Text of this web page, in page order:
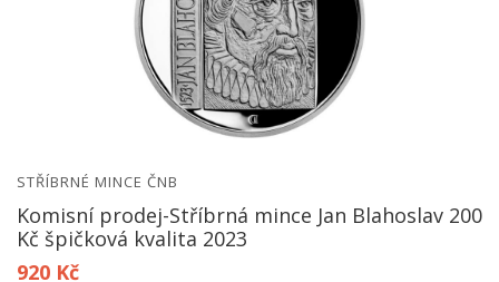
STŘÍBRNÉ MINCE ČNB
Komisní prodej-Stříbrná mince Jan Blahoslav 200
Kč špičková kvalita 2023
920 Kč